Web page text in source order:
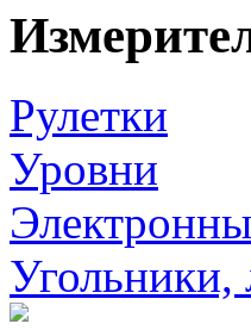
Рулетки
Уровни
Угольники,